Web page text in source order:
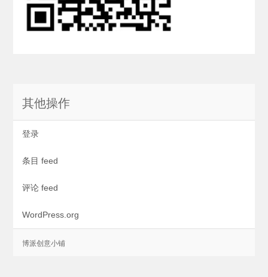
其他操作
登录
条目 feed
评论 feed
WordPress.org